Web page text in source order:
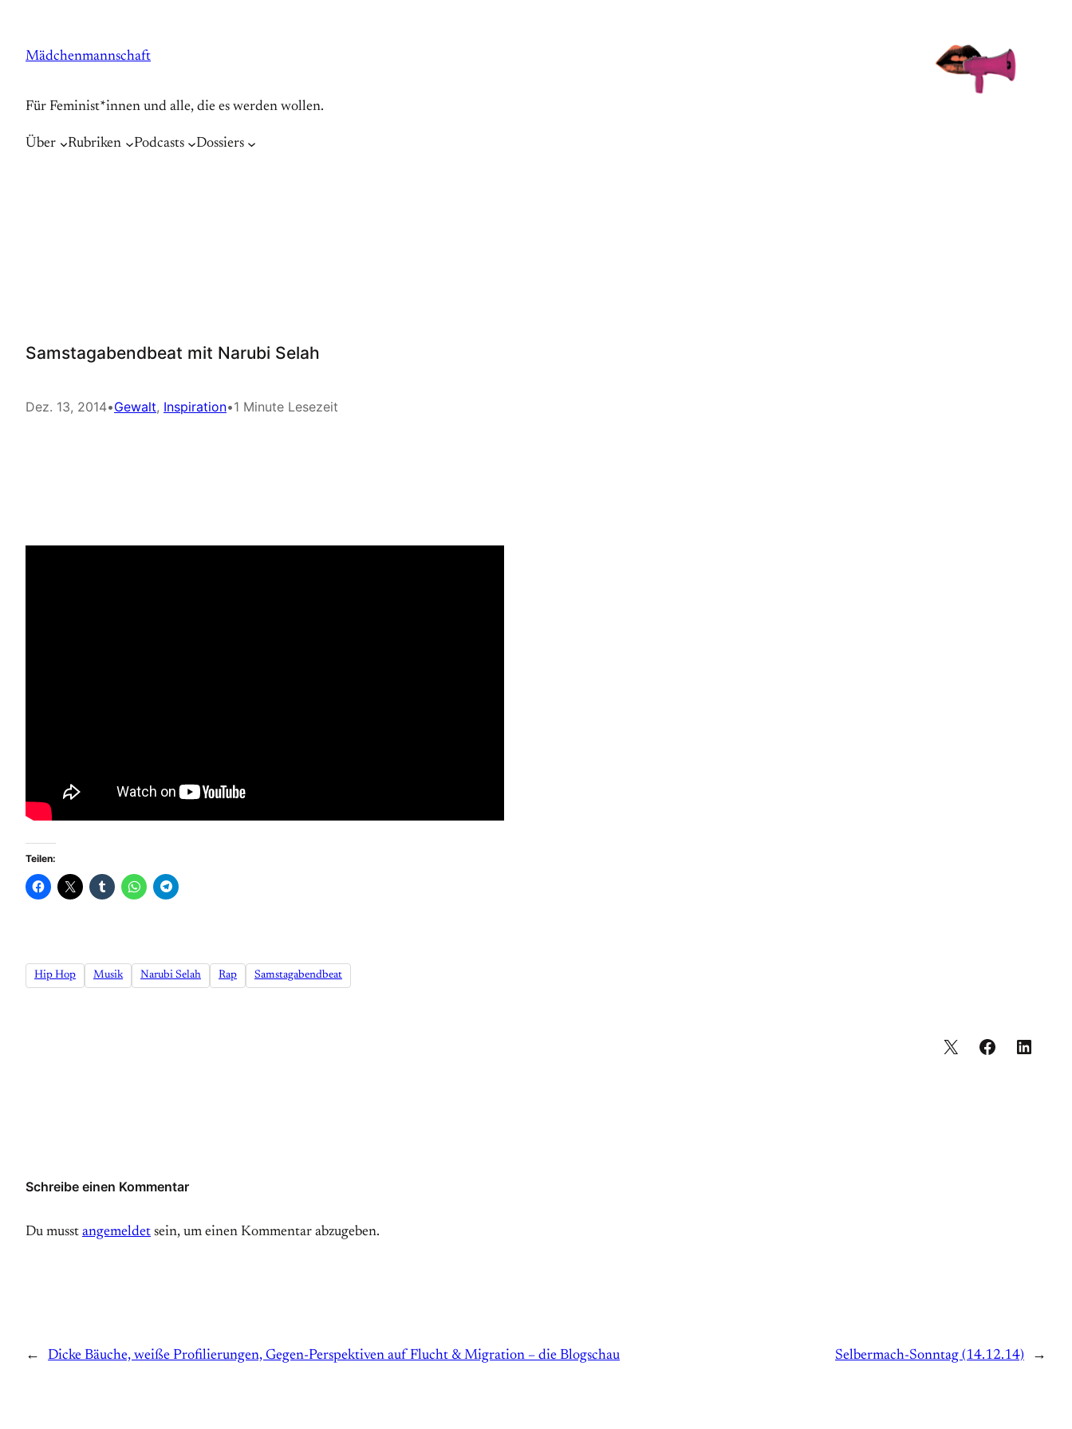
springen
Mädchenmannschaft
Für Feminist*innen und alle, die es werden wollen.
Über Rubriken Podcasts Dossiers
Samstagabendbeat mit Narubi Selah
Dez. 13, 2014•Gewalt, Inspiration•1 Minute Lesezeit
Teilen:
Hip Hop Musik Narubi Selah Rap Samstagabendbeat
Schreibe einen Kommentar
Du musst angemeldet sein, um einen Kommentar abzugeben.
← Dicke Bäuche, weiße Profilierungen, Gegen-Perspektiven auf Flucht & Migration – die Blogschau Selbermach-Sonntag (14.12.14) →